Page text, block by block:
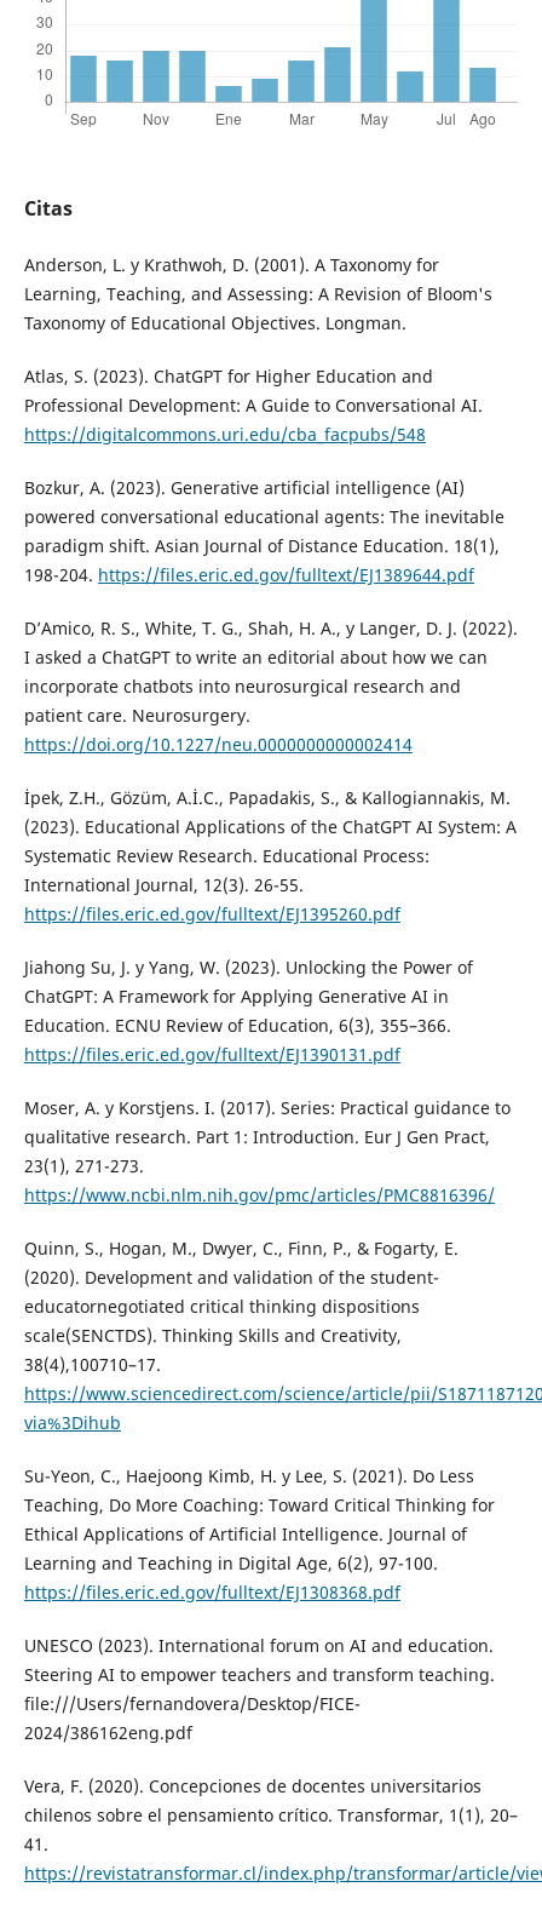
Citas
Anderson, L. y Krathwoh, D. (2001). A Taxonomy for
Learning, Teaching, and Assessing: A Revision of Bloom's
Taxonomy of Educational Objectives. Longman.
Atlas, S. (2023). ChatGPT for Higher Education and
Professional Development: A Guide to Conversational AI.
https://digitalcommons.uri.edu/cba_facpubs/548
Bozkur, A. (2023). Generative artificial intelligence (AI)
powered conversational educational agents: The inevitable
paradigm shift. Asian Journal of Distance Education. 18(1),
198-204. https://files.eric.ed.gov/fulltext/EJ1389644.pdf
D’Amico, R. S., White, T. G., Shah, H. A., y Langer, D. J. (2022).
I asked a ChatGPT to write an editorial about how we can
incorporate chatbots into neurosurgical research and
patient care. Neurosurgery.
https://doi.org/10.1227/neu.0000000000002414
İpek, Z.H., Gözüm, A.İ.C., Papadakis, S., & Kallogiannakis, M.
(2023). Educational Applications of the ChatGPT AI System: A
Systematic Review Research. Educational Process:
International Journal, 12(3). 26-55.
https://files.eric.ed.gov/fulltext/EJ1395260.pdf
Jiahong Su, J. y Yang, W. (2023). Unlocking the Power of
ChatGPT: A Framework for Applying Generative AI in
Education. ECNU Review of Education, 6(3), 355–366.
https://files.eric.ed.gov/fulltext/EJ1390131.pdf
Moser, A. y Korstjens. I. (2017). Series: Practical guidance to
qualitative research. Part 1: Introduction. Eur J Gen Pract,
23(1), 271-273.
https://www.ncbi.nlm.nih.gov/pmc/articles/PMC8816396/
Quinn, S., Hogan, M., Dwyer, C., Finn, P., & Fogarty, E.
(2020). Development and validation of the student-
educatornegotiated critical thinking dispositions
scale(SENCTDS). Thinking Skills and Creativity,
38(4),100710–17.
https://www.sciencedirect.com/science/article/pii/
via%3Dihub
Su-Yeon, C., Haejoong Kimb, H. y Lee, S. (2021). Do Less
Teaching, Do More Coaching: Toward Critical Thinking for
Ethical Applications of Artificial Intelligence. Journal of
Learning and Teaching in Digital Age, 6(2), 97-100.
https://files.eric.ed.gov/fulltext/EJ1308368.pdf
UNESCO (2023). International forum on AI and education.
Steering AI to empower teachers and transform teaching.
file:///Users/fernandovera/Desktop/FICE-
2024/386162eng.pdf
Vera, F. (2020). Concepciones de docentes universitarios
chilenos sobre el pensamiento crítico. Transformar, 1(1), 20–
41.
https://revistatransformar.cl/index.php/transformar/article/